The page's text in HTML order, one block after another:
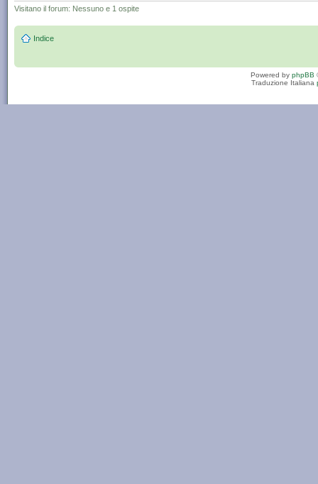
Visitano il forum: Nessuno e 1 ospite
Indice
Powered by phpBB
Traduzione Italiana